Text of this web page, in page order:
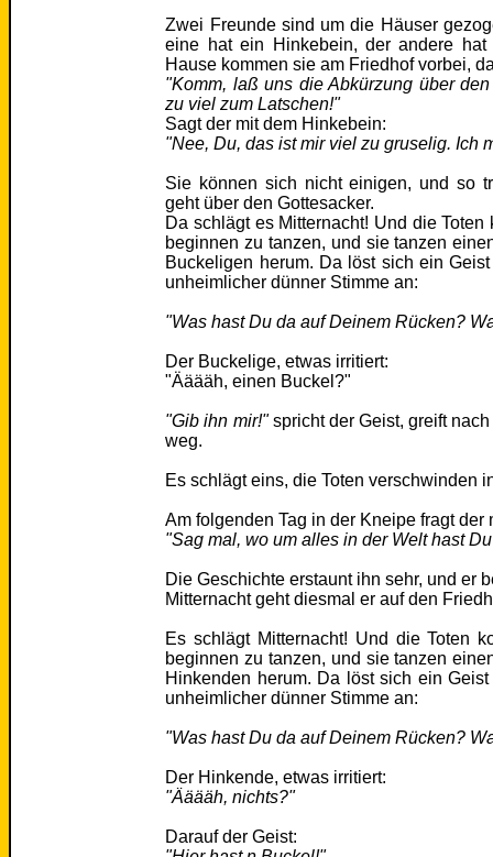
Zwei Freunde sind um die Häuser
eine hat ein Hinkebein, der andere
Hause kommen sie am Friedhof vorbei,
"Komm, laß uns die Abkürzung über
zu viel zum Latschen!"
Sagt der mit dem Hinkebein:
"Nee, Du, das ist mir viel zu gruselig. Ich
Sie können sich nicht einigen, und so
geht über den Gottesacker.
Da schlägt es Mitternacht! Und die
beginnen zu tanzen, und sie tanzen
Buckeligen herum. Da löst sich ein
unheimlicher dünner Stimme an:
"Was hast Du da auf Deinem Rücken?
Der Buckelige, etwas irritiert:
"Ääääh, einen Buckel?"
"Gib ihn mir!"spricht der Geist, greift
weg.
Es schlägt eins, die Toten verschwinden
Am folgenden Tag in der Kneipe fragt der
"Sag mal, wo um alles in der Welt hast
Die Geschichte erstaunt ihn sehr, und er
Mitternacht geht diesmal er auf den
Es schlägt Mitternacht! Und die Toten
beginnen zu tanzen, und sie tanzen
Hinkenden herum. Da löst sich ein
unheimlicher dünner Stimme an:
"Was hast Du da auf Deinem Rücken?
Der Hinkende, etwas irritiert:
"Ääääh, nichts?"
Darauf der Geist: